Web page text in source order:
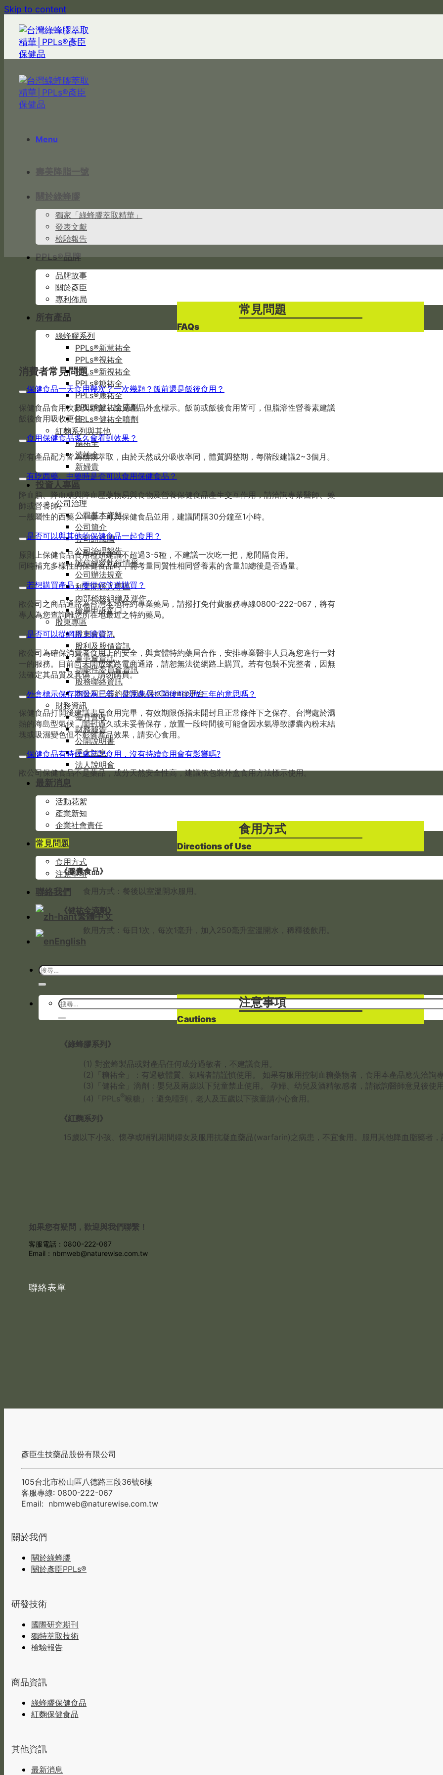
Skip to content
Menu
壽美降脂一號
關於綠蜂膠
獨家「綠蜂膠萃取精華」
發表文獻
檢驗報告
PPLs®品牌
品牌故事
關於彥臣
專利佈局
所有產品
綠蜂膠系列
PPLs®新慧祐全
PPLs®視祐全
PPLs®新視祐全
PPLs®糖祐全
PPLs®康祐全
PPLs®健祐全滴劑
PPLs®健祐全噴劑
紅麴系列與其他
脂祐全
清祐全
新婦貴
投資人專區
公司治理
公司基本資料
公司簡介
公司組織圖
公司治理報告
誠信經營執行情形
公司辦法規章
利害關係人專區
內部稽核組織及運作
檢舉申訴窗口
股東專區
股東會資訊
股利及股價資訊
董事會資訊
功能性委員會資訊
股務聯絡資訊
本公司已簽約使用集保eCounter平台
財務資訊
每月營收
財務報告
公開說明書
重大訊息
法人說明會
最新消息
活動花絮
產業新知
企業社會責任
常見問題
食用方式
注意事項
聯絡我們
繁體中文
English
常見問題
FAQs
消費者常見問題
保健食品一天食用幾次？一次幾顆？飯前還是飯後食用？
保健食品食用次數與顆數，請見產品外盒標示。飯前或飯後食用皆可，但脂溶性營養素建議
飯後食用吸收更佳。
食用保健食品多久會看到效果？
所有產品配方皆為植物萃取，由於天然成分吸收率同，體質調整期，每階段建議2~3個月。
有吃西藥、中藥時是否可以食用保健食品？
降血脂、降血糖與降血壓藥物易與食物及營養保健食品產生交互作用，請洽詢專業醫師、藥
師或營養師。
一般屬性的西藥、中藥，可與保健食品並用，建議間隔30分鐘至1小時。
是否可以與其他的保健食品一起食用？
原則上保健食品食用種類建議不超過3-5種，不建議一次吃一把，應間隔食用。
同時補充多樣性的保健食品時，需考量同質性相同營養素的含量加總後是否過量。
若想購買產品，要從何管道購買？
敝公司之商品通路為台灣本地特約專業藥局，請撥打免付費服務專線0800-222-067，將有
專人為您查詢離您所在地最近之特約藥局。
是否可以從網路上購買？
敝公司為確保消費者食用上的安全，與實體特約藥局合作，安排專業醫事人員為您進行一對
一的服務。目前尚未開放網路電商通路，請恕無法從網路上購買。若有包裝不完整者，因無
法確定其品質及真偽，請勿購買。
外盒標示保存期限為三年，是說產品打開後可以放三年的意思嗎？
保健食品打開後建議盡早食用完畢，有效期限係指未開封且正常條件下之保存。台灣處於濕
熱的海島型氣候，開封過久或未妥善保存，放置一段時間後可能會因水氣導致膠囊內粉末結
塊或吸濕變色但不影響產品效果，請安心食用。
保健食品有時候會忘記食用，沒有持續食用會有影響嗎?
敝公司保健食品不是藥品，成分天然安全性高，建議依包裝外盒食用方法標示使用。
食用方式
Directions of Use
《膠囊食品》
食用方式：餐後以室溫開水服用。
《健祐全滴劑》
飲用方式：每日1次，每次1毫升，加入250毫升室溫開水，稀釋後飲用。
注意事項
Cautions
《綠蜂膠系列》
(1) 對蜜蜂製品或對產品任何成分過敏者，不建議食用。
(2)「糖祐全」：有過敏體質、氣喘者請謹慎使用。 如果有服用控制血糖藥物者，食用本產品應先洽詢專
(3)「健祐全」滴劑：嬰兒及兩歲以下兒童禁止使用。 孕婦、幼兒及酒精敏感者，請徵詢醫師意見後使用
(4)「PPLs®喉糖」：避免噎到，老人及五歲以下孩童請小心食用。
《紅麴系列》
15歲以下小孩、懷孕或哺乳期間婦女及服用抗凝血藥品(warfarin)之病患，不宜食用。服用其他降血脂藥者，
如果您有疑問，歡迎與我們聯繫！
客服電話：0800-222-067
Email：nbmweb@naturewise.com.tw
聯絡表單
彥臣生技藥品股份有限公司
105台北市松山區八德路三段36號6樓
客服專線: 0800-222-067
Email: nbmweb@naturewise.com.tw
關於我們
關於綠蜂膠
關於彥臣PPLs®
研發技術
國際研究期刊
獨特萃取技術
檢驗報告
商品資訊
綠蜂膠保健食品
紅麴保健食品
其他資訊
最新消息